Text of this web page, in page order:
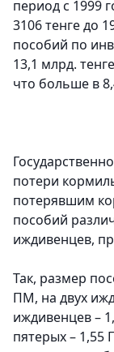
период с 1999
3106 тенге до
пособий по
13,1 млрд.
что больше в
потери
потерявшим
пособий
иждивенцев,
Так, размер
ПМ, на двух
иждивенцев –
пятерых –